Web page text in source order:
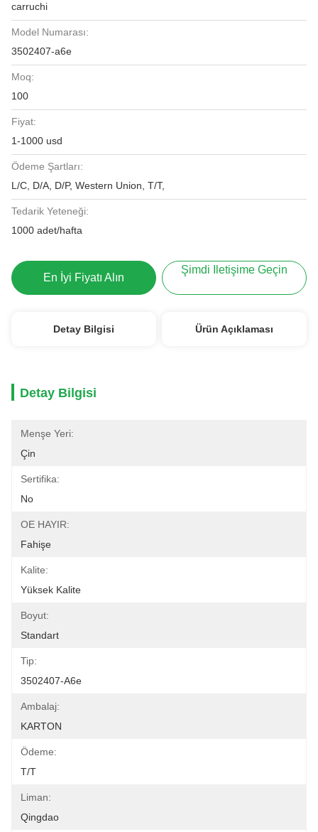
carruchi
Model Numarası:
3502407-a6e
Moq:
100
Fiyat:
1-1000 usd
Ödeme Şartları:
L/C, D/A, D/P, Western Union, T/T,
Tedarik Yeteneği:
1000 adet/hafta
En İyi Fiyatı Alın
Şimdi Iletişime Geçin
Detay Bilgisi Ürün Açıklaması
Detay Bilgisi
Menşe Yeri:
Çin
Sertifika:
No
OE HAYIR:
Fahişe
Kalite:
Yüksek Kalite
Boyut:
Standart
Tip:
3502407-A6e
Ambalaj:
KARTON
Ödeme:
T/T
Liman:
Qingdao